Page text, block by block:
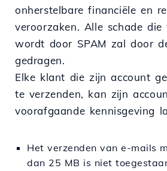
onherstelbare financiële en
veroorzaken. Alle schade die
wordt door SPAM zal door
gedragen.
Elke klant die zijn account
te verzenden, kan zijn
voorafgaande kennisgeving
Het verzenden van e-mails
dan 25 MB is niet